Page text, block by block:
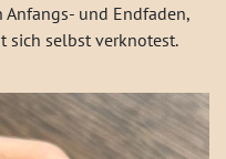
und Endfaden,
sich selbst verknotest.